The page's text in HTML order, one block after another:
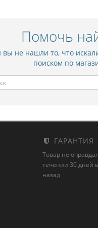
Помочь
вы не нашли то, что
поиском по
ГАРАНТИЯ
Товар не
течении 30 дней
назад